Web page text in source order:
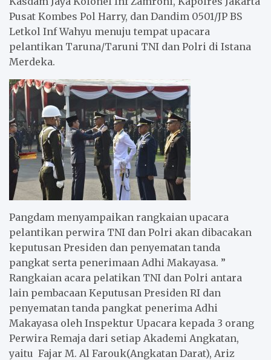
Pusat Kombes Pol Harry, dan Dandim 0501/JP BS
Letkol Inf Wahyu menuju tempat upacara
pelantikan Taruna/Taruni TNI dan Polri di Istana
Merdeka.
Pangdam menyampaikan rangkaian upacara
pelantikan perwira TNI dan Polri akan dibacakan
keputusan Presiden dan penyematan tanda
pangkat serta penerimaan Adhi Makayasa. ”
Rangkaian acara pelatikan TNI dan Polri antara
lain pembacaan Keputusan Presiden RI dan
penyematan tanda pangkat penerima Adhi
Makayasa oleh Inspektur Upacara kepada 3 orang
Perwira Remaja dari setiap Akademi Angkatan,
yaitu Fajar M. Al Farouk(Angkatan Darat), Ariz